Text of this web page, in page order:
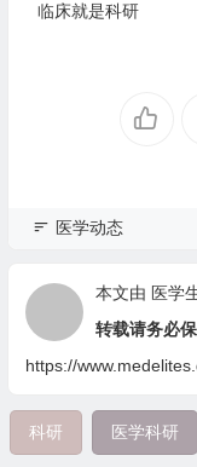
临床就是科研
医学动态
本文由 医学
转载请务必
https://
科研 医学科研